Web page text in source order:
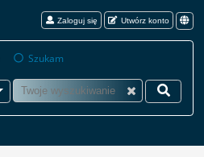
Zaloguj się Utwórz konto
Szukam